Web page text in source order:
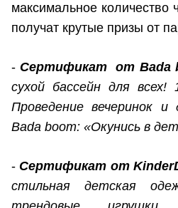
максимальное количество
получат крутые призы от
- Сертификат от Bada
сухой бассейн для
Проведение вечеринок и
Bada boom: «Окунись в
- Сертификат от
стильная детская